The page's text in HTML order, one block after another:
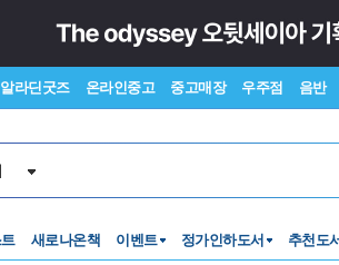
알라딘굿즈 온라인중고 중고매장 우주점 음반
새로나온책 이벤트 정가인하도서 추천도서